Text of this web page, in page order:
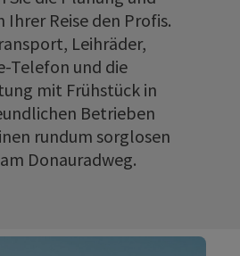
Ihrer Reise den Profis.
Leihräder,
Telefon und die
mit Frühstück in
Betrieben
rundum sorglosen
Donauradweg.